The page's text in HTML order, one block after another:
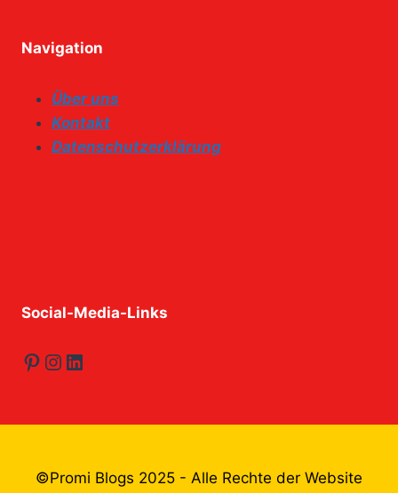
Navigation
Über uns
Kontakt
Datenschutzerklärung
Social-Media-Links
Pinterest
Instagram
LinkedIn
©Promi Blogs 2025 - Alle Rechte der Website